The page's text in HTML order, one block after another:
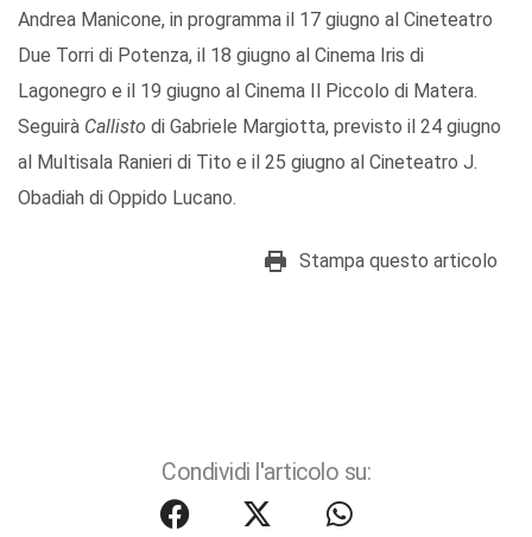
Andrea Manicone, in programma il 17 giugno al Cineteatro
Due Torri di Potenza, il 18 giugno al Cinema Iris di
Lagonegro e il 19 giugno al Cinema Il Piccolo di Matera.
Seguirà Callisto di Gabriele Margiotta, previsto il 24 giugno
al Multisala Ranieri di Tito e il 25 giugno al Cineteatro J.
Obadiah di Oppido Lucano.
Stampa questo articolo
Condividi l'articolo su: